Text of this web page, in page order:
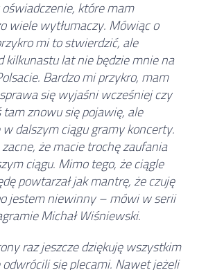
które mam
wiele wytłumaczy. Mówiąc o
mi to stwierdzić, ale
kilkunastu lat nie będzie mnie na
Bardzo mi przykro, mam
się wyjaśni wcześniej czy
znowu się pojawię, ale
dalszym ciągu gramy koncerty.
że macie trochę zaufania
ciągu. Mimo tego, że ciągle
powtarzał jak mantrę, że czuję
jestem niewinny – mówi w serii
Michał Wiśniewski.
raz jeszcze dziękuję wszystkim
się plecami. Nawet jeżeli